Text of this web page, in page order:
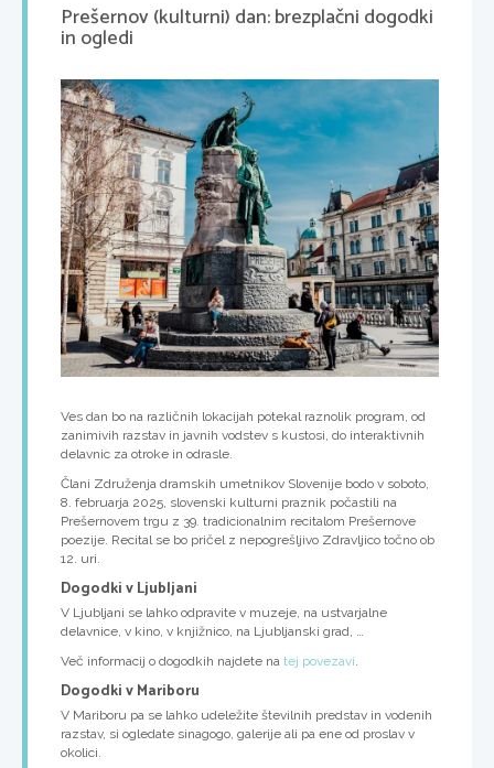
Prešernov (kulturni) dan: brezplačni dogodki
in ogledi
Ves dan bo na različnih lokacijah potekal raznolik program, od
zanimivih razstav in javnih vodstev s kustosi, do interaktivnih
delavnic za otroke in odrasle.
Člani Združenja dramskih umetnikov Slovenije bodo v soboto,
8. februarja 2025, slovenski kulturni praznik počastili na
Prešernovem trgu z 39. tradicionalnim recitalom Prešernove
poezije. Recital se bo pričel z nepogrešljivo Zdravljico točno ob
12. uri.
Dogodki v Ljubljani
V Ljubljani se lahko odpravite v muzeje, na ustvarjalne
delavnice, v kino, v knjižnico, na Ljubljanski grad, …
Več informacij o dogodkih najdete na tej povezavi.
Dogodki v Mariboru
V Mariboru pa se lahko udeležite številnih predstav in vodenih
razstav, si ogledate sinagogo, galerije ali pa ene od proslav v
okolici.